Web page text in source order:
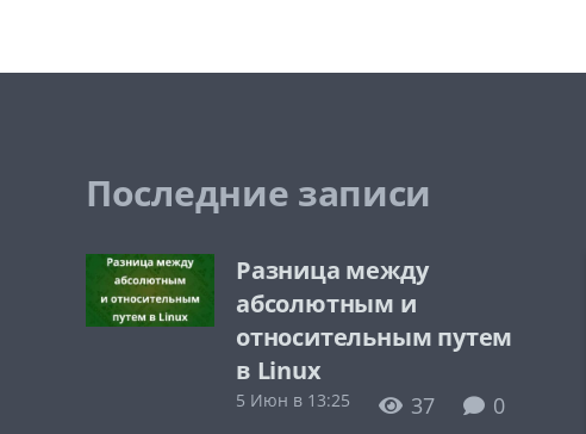
Последние записи
Разница между
абсолютным и
относительным путем
в Linux
5 Июн в 13:25 37 0